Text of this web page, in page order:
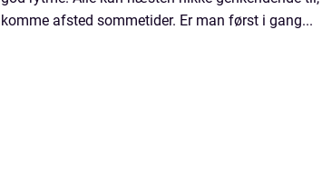
komme afsted sommetider. Er man først i gang...